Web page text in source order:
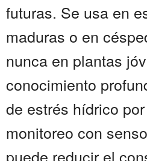
futuras. Se usa en
maduras o en
nunca en plantas
conocimiento
de estrés hídrico
monitoreo con
puede reducir el